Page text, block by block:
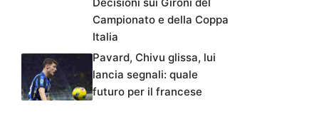
Decisioni sui Gironi del
Campionato e della Coppa
Italia
Pavard, Chivu glissa, lui
lancia segnali: quale
futuro per il francese